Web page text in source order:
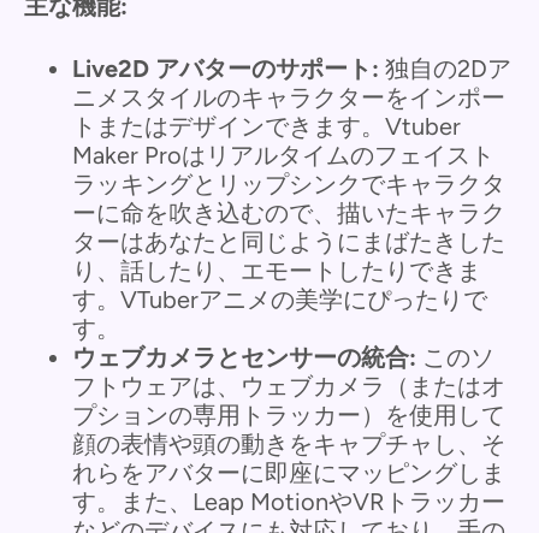
Live2D アバターのサポート: 独自の2Dア
ニメスタイルのキャラクターをインポー
トまたはデザインできます。Vtuber
Maker Proはリアルタイムのフェイスト
ラッキングとリップシンクでキャラクタ
ーに命を吹き込むので、描いたキャラク
ターはあなたと同じようにまばたきした
り、話したり、エモートしたりできま
す。VTuberアニメの美学にぴったりで
す。
ウェブカメラとセンサーの統合: このソ
フトウェアは、ウェブカメラ（またはオ
プションの専用トラッカー）を使用して
顔の表情や頭の動きをキャプチャし、そ
れらをアバターに即座にマッピングしま
す。また、Leap MotionやVRトラッカー